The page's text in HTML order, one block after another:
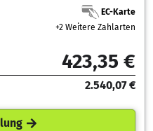
EC-Karte
+2 Weitere Zahlarten
423,35 €
2.540,07 €